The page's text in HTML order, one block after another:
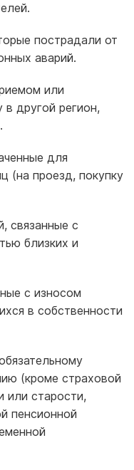
пострадали от
аварий.
или
в другой регион,
для
(на проезд, покупку
связанные с
близких и
с износом
в собственности
(кроме страховой
или старости,
пенсионной